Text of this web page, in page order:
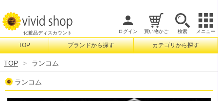
化粧品ディスカウント ログイン 買い物かご 検索 メニュー
検索
TOP ブランドから探す カテゴリから探す
TOP ランコム
ランコム